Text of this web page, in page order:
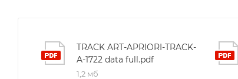
TRACK ART-APRIORI-TRACK-
A-1722 data full.pdf
1,2 мб